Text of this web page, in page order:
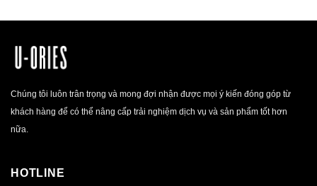
Chúng tôi luôn trân trọng và mong đợi nhận được mọi ý kiến đóng góp từ
khách hàng để có thể nâng cấp trải nghiệm dịch vụ và sản phẩm tốt hơn
nữa.
HOTLINE